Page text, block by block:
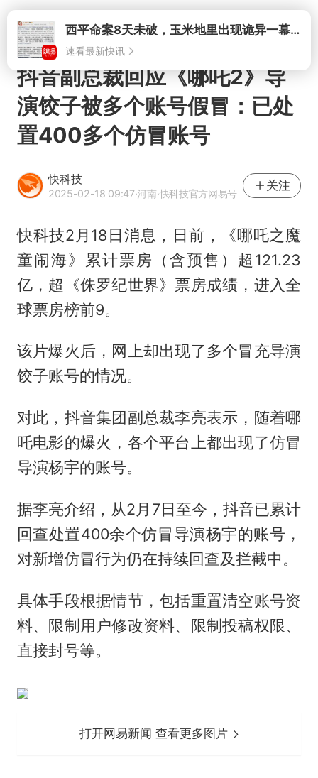
打开西平命案8天未破，玉米地里出现诡异一幕，我突然想起了欧金中
速看最新快讯
抖音副总裁回应《哪吒2》导
演饺子被多个账号假冒：已处
置400多个仿冒账号
快科技
2025-02-18 09:47·河南·快科技官方网易号
关注
快科技2月18日消息，日前，《哪吒之魔
童闹海》累计票房（含预售）超121.23
亿，超《侏罗纪世界》票房成绩，进入全
球票房榜前9。
该片爆火后，网上却出现了多个冒充导演
饺子账号的情况。
对此，抖音集团副总裁李亮表示，随着哪
吒电影的爆火，各个平台上都出现了仿冒
导演杨宇的账号。
据李亮介绍，从2月7日至今，抖音已累计
回查处置400余个仿冒导演杨宇的账号，
对新增仿冒行为仍在持续回查及拦截中。
具体手段根据情节，包括重置清空账号资
料、限制用户修改资料、限制投稿权限、
直接封号等。
打开网易新闻 查看更多图片